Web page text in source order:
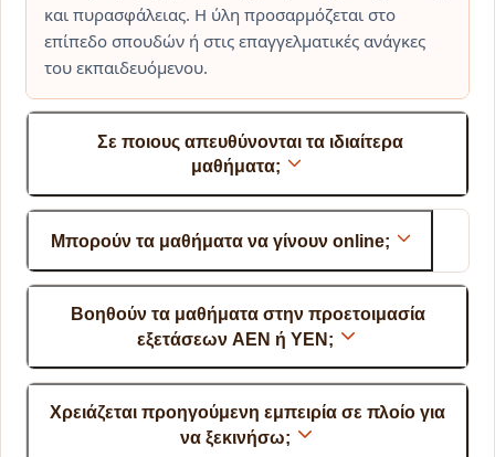
και πυρασφάλειας. Η ύλη προσαρμόζεται στο
επίπεδο σπουδών ή στις επαγγελματικές ανάγκες
του εκπαιδευόμενου.
Σε ποιους απευθύνονται τα ιδιαίτερα
μαθήματα;
Μπορούν τα μαθήματα να γίνουν online;
Βοηθούν τα μαθήματα στην προετοιμασία
εξετάσεων ΑΕΝ ή ΥΕΝ;
Χρειάζεται προηγούμενη εμπειρία σε πλοίο για
να ξεκινήσω;